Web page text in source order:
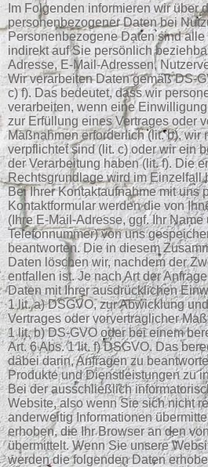
Im Folgenden informieren wir über
personenbezogener Daten bei
Personenbezogene Daten sind
indirekt auf Sie persönlich
Adresse, E-Mail-Adressen,
Wir verarbeiten Daten gemäß DS-
c) f). Das bedeutet, dass wir
verarbeiten, wenn eine
zur Erfüllung eines Vertrages oder
Maßnahmen erforderlich (lit. b), wir
verpflichtet sind (lit. c) oder wir ein
der Verarbeitung haben (lit. f). Die
Rechtsgrundlage wird im Einzelfall
Bei Ihrer Kontaktaufnahme mit uns
Kontaktformular werden die von
(Ihre E-Mail-Adresse, ggf. Ihr Name
Telefonnummer) von uns
beantworten. Die in diesem
Daten löschen wir, nachdem der
entfallen ist. Je nach Art der
Daten mit Ihrer ausdrücklichen
1 lit. a) DSGVO, zur Abwicklung
Vertrages oder vorvertraglicher
1 lit. b) DS-GVO oder bei einem
Art. 6 Abs. 1 lit. f) DSGVO. Das
dabei darin, Anfragen zu
Produkte und Dienstleistungen zu
Bei der ausschließlich
Website, also wenn Sie sich nicht
anderweitig Informationen
erhoben, die Ihr Browser an den
übermittelt. Wenn Sie unsere
werden die folgenden Daten